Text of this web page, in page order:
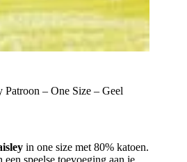
– One Size – Geel
in one size met 80% katoen.
speelse toevoeging aan je